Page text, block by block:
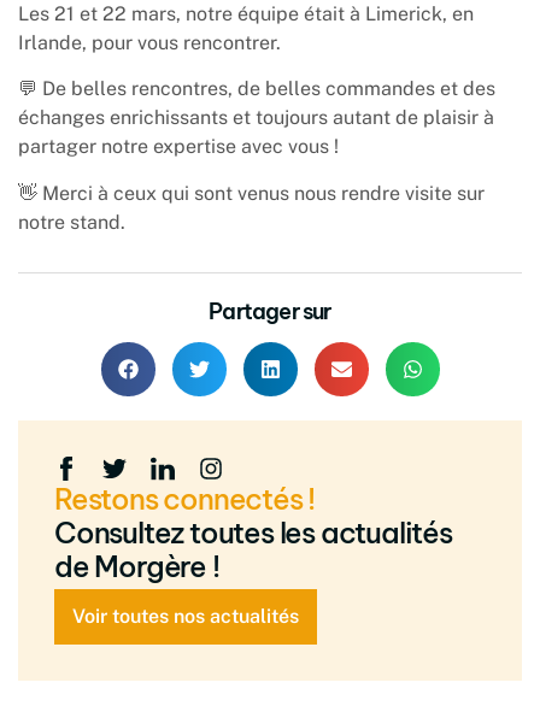
Les 21 et 22 mars, notre équipe était à Limerick, en
Irlande, pour vous rencontrer.
💬 De belles rencontres, de belles commandes et des
échanges enrichissants et toujours autant de plaisir à
partager notre expertise avec vous !
👋 Merci à ceux qui sont venus nous rendre visite sur
notre stand.
Partager sur
Restons connectés !
Consultez toutes les actualités
de Morgère !
Voir toutes nos actualités